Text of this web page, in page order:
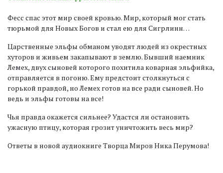
Фесс спас этот мир своей кровью. Мир, который мог стать
тюрьмой для Новых Богов и стал ею для Сигрлинн…
Царственные эльфы обманом уводят людей из окрестных
хуторов и живьем закапывают в землю. Бывший наемник
Лемех, двух сыновей которого похитила коварная эльфийка,
отправляется в погоню. Ему предстоит столкнуться с
горькой правдой, но Лемех готов на все ради сыновей. Но
ведь и эльфы готовы на все!
Чья правда окажется сильнее? Удастся ли остановить
ужасную птицу, которая грозит уничтожить весь мир?
Ответы в новой аудиокниге Творца Миров Ника Перумова!